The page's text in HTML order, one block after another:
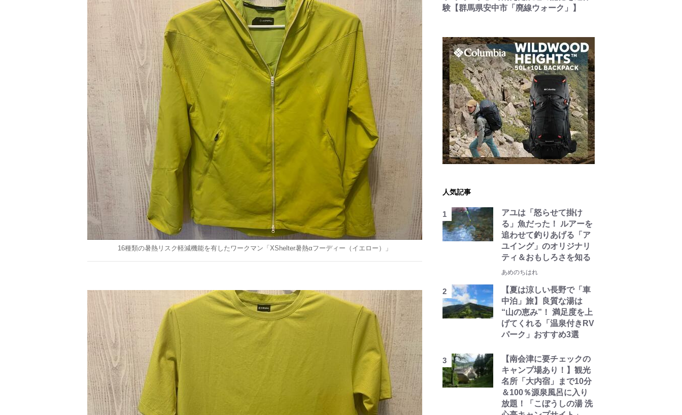
16種類の暑熱リスク軽減機能を有したワークマン「XShelter暑熱αフーディー（イエロー）」
験【群馬県安中市「廃線ウォーク」】
人気記事
アユは「怒らせて掛け
る」魚だった！ ルアーを
追わせて釣りあげる「ア
ユイング」のオリジナリ
ティ＆おもしろさを知る
あめのちはれ
【夏は涼しい長野で「車
中泊」旅】良質な湯は
“山の恵み”！ 満足度を上
げてくれる「温泉付きRV
パーク」おすすめ3選
【南会津に要チェックの
キャンプ場あり！】観光
名所「大内宿」まで10分
＆100％源泉風呂に入り
放題！「こぼうしの湯 洗